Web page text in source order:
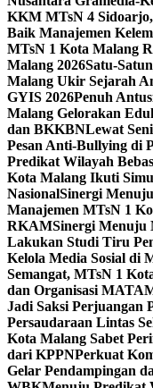
KKM MTsN 4
Baik Manajemen
MTsN 1 Kota Malang
Malang 2026Satu-
Malang Ukir Sejarah
GYIS 2026Penuh
Malang Gelorakan
dan BKKBNLewat
Pesan Anti-Bullying di
Predikat Wilayah
Kota Malang Ikuti
NasionalSinergi
Manajemen MTsN 1
RKAMSinergi Menuju
Lakukan Studi Tiru
Kelola Media Sosial di
Semangat, MTsN 1
dan Organisasi
Jadi Saksi Perjuangan
Persaudaraan Lintas
Kota Malang Sabet
dari KPPNPerkuat
Gelar Pendampingan